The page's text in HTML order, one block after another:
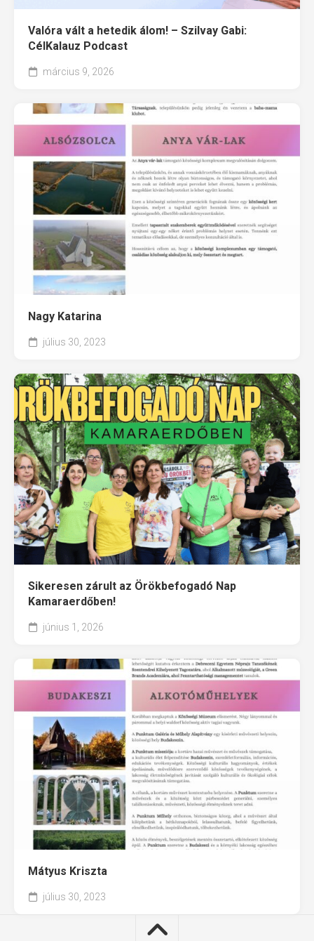
Valóra vált a hetedik álom! – Szilvay Gabi:
CélKalauz Podcast
március 9, 2026
Nagy Katarina
július 30, 2023
Sikeresen zárult az Örökbefogadó Nap
Kamaraerdőben!
június 1, 2026
Mátyus Kriszta
július 30, 2023